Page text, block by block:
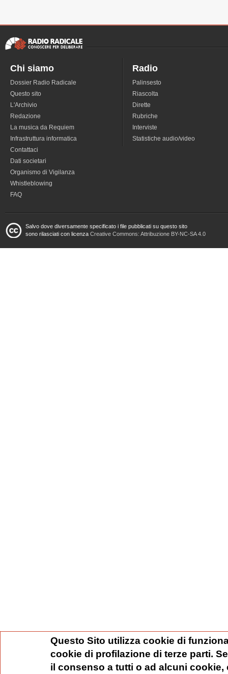
Chi siamo
Dossier Radio Radicale
Questo sito
L'Archivio
Redazione
La musica da Requiem
Infrastruttura informatica
Contattaci
Dati societari
Organismo di Vigilanza
Whistleblowing
FAQ
Radio
Palinsesto
Riascolta
Dirette
Rubriche
Interviste
Statistiche audio/video
Salvo dove diversamente specificato i file pubblicati su questo sito
sono rilasciati con licenza Creative Commons: Attribuzione BY-NC-SA 4.0
Questo Sito utilizza cookie di
cookie di profilazione di terze parti.
il consenso a tutti o ad alcuni